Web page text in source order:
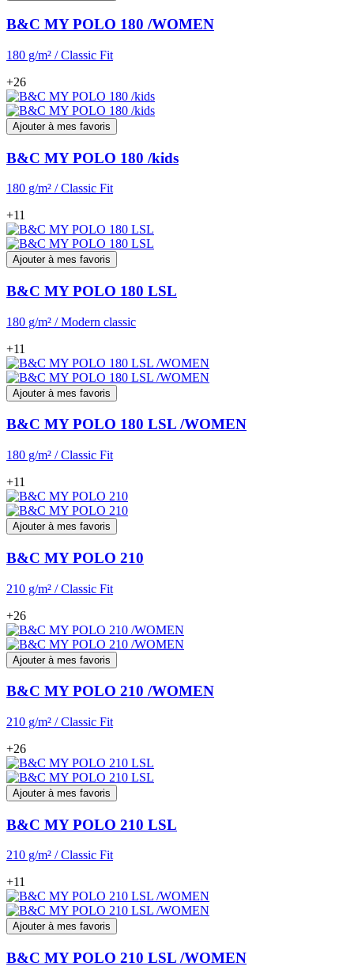
B&C MY POLO 180 /WOMEN
180 g/m² / Classic Fit
+26
Ajouter à mes favoris
B&C MY POLO 180 /kids
180 g/m² / Classic Fit
+11
Ajouter à mes favoris
B&C MY POLO 180 LSL
180 g/m² / Modern classic
+11
Ajouter à mes favoris
B&C MY POLO 180 LSL /WOMEN
180 g/m² / Classic Fit
+11
Ajouter à mes favoris
B&C MY POLO 210
210 g/m² / Classic Fit
+26
Ajouter à mes favoris
B&C MY POLO 210 /WOMEN
210 g/m² / Classic Fit
+26
Ajouter à mes favoris
B&C MY POLO 210 LSL
210 g/m² / Classic Fit
+11
Ajouter à mes favoris
B&C MY POLO 210 LSL /WOMEN